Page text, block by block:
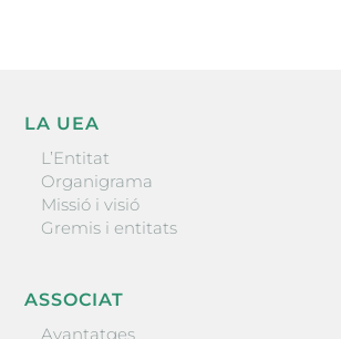
LA UEA
L’Entitat
Organigrama
Missió i visió
Gremis i entitats
ASSOCIAT
Avantatges